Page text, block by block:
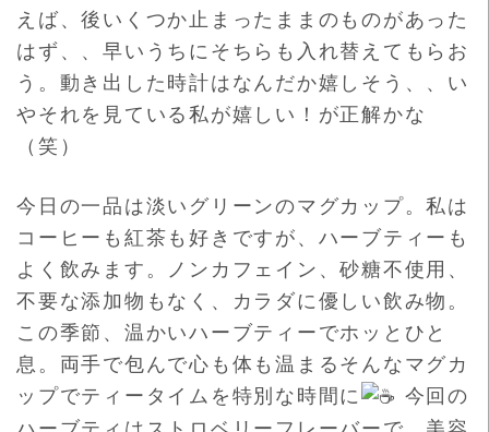
えば、後いくつか止まったままのものがあった
はず、、早いうちにそちらも入れ替えてもらお
う。動き出した時計はなんだか嬉しそう、、い
やそれを見ている私が嬉しい！が正解かな
（笑）
今日の一品は淡いグリーンのマグカップ。私は
コーヒーも紅茶も好きですが、ハーブティーも
よく飲みます。
ノンカフェイン、砂糖不使用、
不要な添加物もなく、カラダに優し い飲み物。
この季節、温かいハーブティーでホッとひと
息。両手で包んで心も 体も温まるそんなマグカ
ップでティータイムを特別な時間に
今回の